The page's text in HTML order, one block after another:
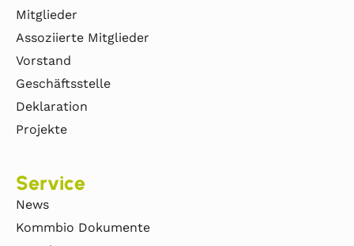
Mitglieder
Assoziierte Mitglieder
Vorstand
Geschäftsstelle
Deklaration
Projekte
Service
News
Kommbio Dokumente